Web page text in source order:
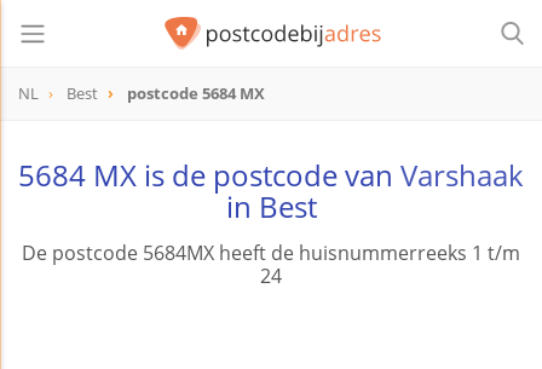
NL Best postcode 5684 MX
5684 MX is de postcode van Varshaak
in Best
De postcode 5684MX heeft de huisnummerreeks 1 t/m
24